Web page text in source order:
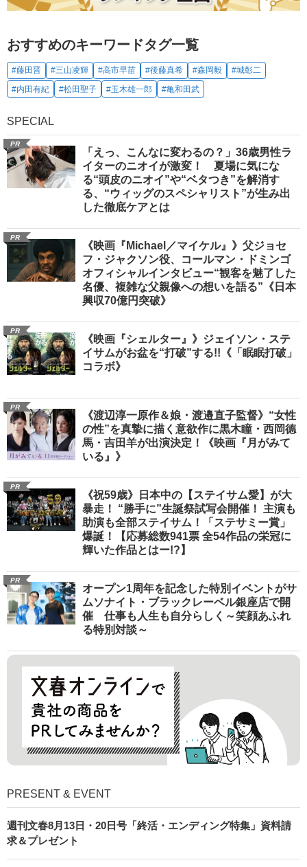
おすすめのキーワードタグ一覧
#藤田晋 #三山凌輝 #高市早苗 #後藤真希 #森岡毅
#城彰二
#内田有紀
#松田聖子 #玉木雄一郎 #亀和田武
SPECIAL
PR
「えっ、こんなに変わるの？」36歳男性ラ
イターのニオイが激変！ 夏場に気にな
る“頭皮のニオイ”や“ベタつき”を解消す
る、“ウィッグのスペシャリスト”が生み出
した徹底ケアとは
PR
《映画『Michael／マイケル』》父ジョセ
フ・ジャクソン役、コールマン・ドミンゴ
オフィシャルインタビュー“観客を魅了した
名優、複雑な父親像への想いを語る”《日本
興収70億円突破》
PR
《映画『シェルター』》ジェイソン・ステ
イサムがお盆を“打破”する!!《「眠眠打破」
コラボ》
PR
《渡辺淳一原作＆娘・渡邉直子監督》“女性
の性”を真摯に描く意欲作に黒木瞳・西岡德
馬・吉田羊が出演決定！《映画『月がみて
いる』》
PR
《祝59歳》日本中の【ステイサム愛】が大
暴走！ “勝手に”生誕祭試写会開催！ 主演も
助演も全部ステイサム！「ステサミー賞」
爆誕！【応募総数941票 全54作品の栄冠に
輝いた作品とはー!?】
PR
オープン1周年を記念した特別イベントがサ
ムソナイト・ブラックレーベル銀座店で開
催 仕事も人生も自分らしく～笑顔あふれ
る特別対談～
PRESENT & EVENT
週刊文春8月13日・20日号「終活・エンディング特集」資料請
求＆プレゼント